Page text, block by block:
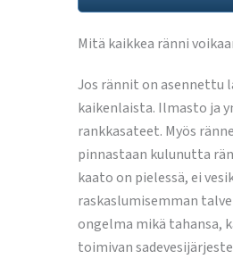
Mitä kaikkea ränni
Jos rännit on asennettu
kaikenlaista. Ilmasto ja
rankkasateet. Myös
pinnastaan kulunutta
kaato on pielessä, ei
raskaslumisemman
ongelma mikä tahansa,
toimivan